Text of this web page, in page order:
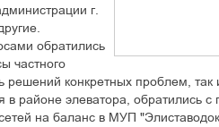
г.
обратились
частного
решений конкретных проблем,
в районе элеватора, обратились с
на баланс в МУП